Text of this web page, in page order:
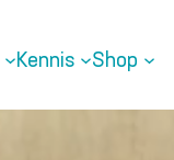
Kennis Shop